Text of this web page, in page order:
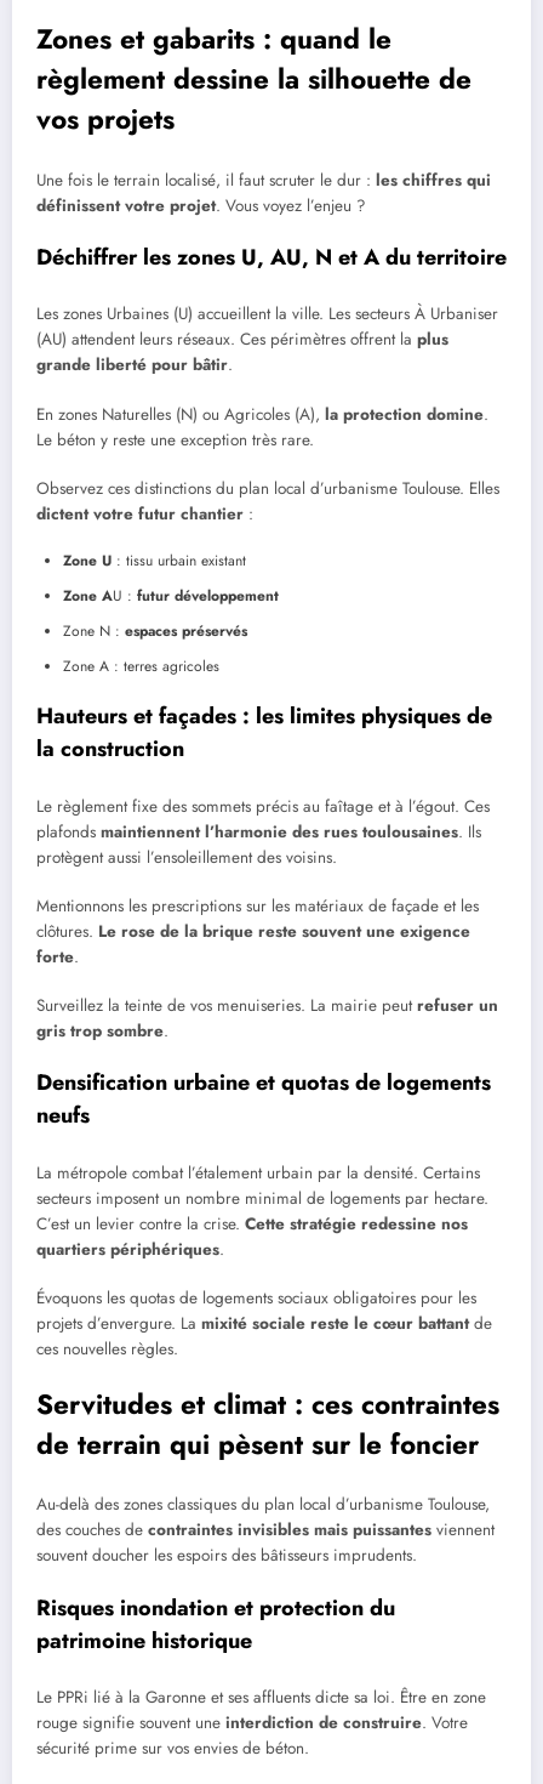
Zones et gabarits : quand le
règlement dessine la silhouette de
vos projets
Une fois le terrain localisé, il faut scruter le dur : les chiffres qui
définissent votre projet. Vous voyez l’enjeu ?
Déchiffrer les zones U, AU, N et A du territoire
Les zones Urbaines (U) accueillent la ville. Les secteurs À Urbaniser
(AU) attendent leurs réseaux. Ces périmètres offrent la plus
grande liberté pour bâtir.
En zones Naturelles (N) ou Agricoles (A), la protection domine.
Le béton y reste une exception très rare.
Observez ces distinctions du plan local d’urbanisme Toulouse. Elles
dictent votre futur chantier :
Zone U : tissu urbain existant
Zone AU : futur développement
Zone N : espaces préservés
Zone A : terres agricoles
Hauteurs et façades : les limites physiques de
la construction
Le règlement fixe des sommets précis au faîtage et à l’égout. Ces
plafonds maintiennent l’harmonie des rues toulousaines. Ils
protègent aussi l’ensoleillement des voisins.
Mentionnons les prescriptions sur les matériaux de façade et les
clôtures. Le rose de la brique reste souvent une exigence
forte.
Surveillez la teinte de vos menuiseries. La mairie peutrefuser un
gris trop sombre.
Densification urbaine et quotas de logements
neufs
La métropole combat l’étalement urbain par la densité. Certains
secteurs imposent un nombre minimal de logements par hectare.
C’est un levier contre la crise. Cette stratégie redessine nos
quartiers périphériques.
Évoquons les quotas de logements sociaux obligatoires pour les
projets d’envergure. La mixité sociale reste le cœur battantde
ces nouvelles règles.
Servitudes et climat : ces contraintes
de terrain qui pèsent sur le foncier
Au-delà des zones classiques du plan local d’urbanisme Toulouse,
des couches de contraintes invisibles mais puissantes viennent
souvent doucher les espoirs des bâtisseurs imprudents.
Risques inondation et protection du
patrimoine historique
Le PPRi lié à la Garonne et ses affluents dicte sa loi. Être en zone
rouge signifie souvent une interdiction de construire. Votre
sécurité prime sur vos envies de béton.